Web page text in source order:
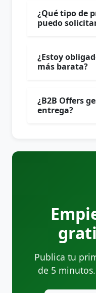
¿Qué tipo de
puedo
¿Estoy
más barata?
¿B2B Offers
entrega?
Publica tu
de 5